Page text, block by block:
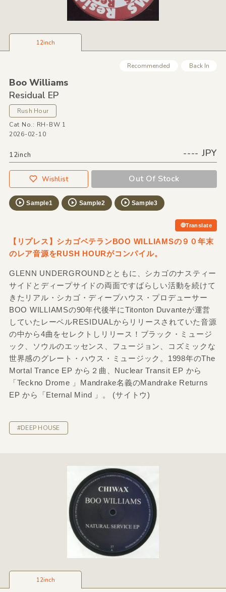
12inch
Recommended Back In
Boo Williams
Residual EP
Rush Hour
Cat No.: RH-BW 1
2026-02-10
12inch ---- JPY
Wishlist Out Of Stock
Sample1 Sample2 Sample3
Translate
【リプレス】シカゴベテランBOO WILLIAMSの９０年末
のレア音源をRUSH HOURがコンパイル。
GLENN UNDERGROUNDとともに、シカゴのナスティー
サイドとディープサイドの両面ですばらしい活動を続けて
きたリアル・シカゴ・ディープハウス・プロデューサー
BOO WILLIAMSの90年代後半にTitonton Duvanteが運営
していたレーベルRESIDUALからリリースされていた音源
の中から4曲をセレクトしリリース！ブラック・ミュージ
ック、ソウルのエッセンス、フュージョン、コズミックな
世界感のグレート・ハウス・ミュージック。1998年のThe
Mortal Trance EP から２曲、Nuclear Transit EP から
「Teckno Drome 」Mandrake名義のMandrake Returns
EP から「Eternal Mind 」。 (サイトウ)
#DEEP HOUSE
12inch